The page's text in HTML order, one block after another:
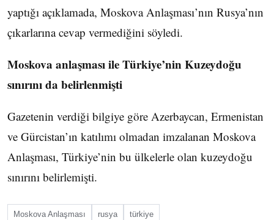
yaptığı açıklamada, Moskova Anlaşması’nın Rusya’nın
çıkarlarına cevap vermediğini söyledi.
Moskova anlaşması ile Türkiye’nin Kuzeydoğu
sınırını da belirlenmişti
Gazetenin verdiği bilgiye göre Azerbaycan, Ermenistan
ve Gürcistan’ın katılımı olmadan imzalanan Moskova
Anlaşması, Türkiye’nin bu ülkelerle olan kuzeydoğu
sınırını belirlemişti.
Moskova Anlaşması rusya türkiye